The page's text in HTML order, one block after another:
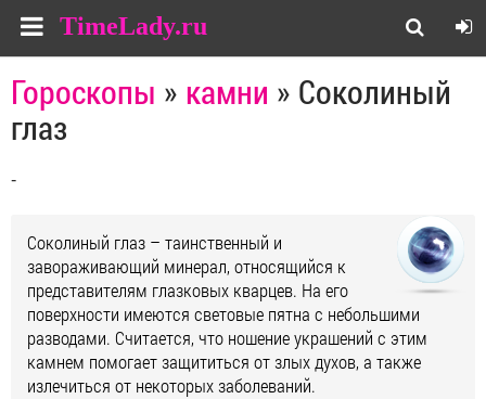
TimeLady.ru
Гороскопы » камни » Соколиный
глаз
-
Соколиный глаз – таинственный и
завораживающий минерал, относящийся к
представителям глазковых кварцев. На его
поверхности имеются световые пятна с небольшими
разводами. Считается, что ношение украшений с этим
камнем помогает защититься от злых духов, а также
излечиться от некоторых заболеваний.